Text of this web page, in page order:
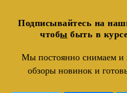
Подписывайтесь на
чтобы быть в
Мы постоянно снимаем и
обзоры новинок и